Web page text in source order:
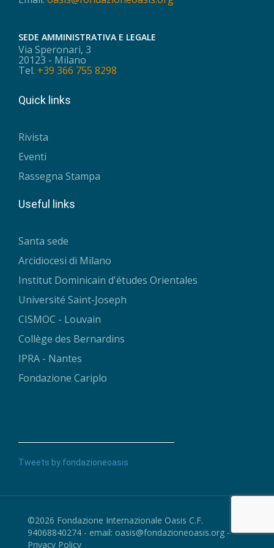
SEDE AMMINISTRATIVA E LEGALE
Via Speronari, 3
20123 - Milano
Tel. +39 366 755 8298
Quick links
Rivista
Eventi
Rassegna Stampa
Useful links
Santa sede
Arcidiocesi di Milano
Institut Dominicain d'études Orientales
Université Saint-Joseph
CISMOC - Louvain
Collège des Bernardins
IPRA - Nantes
Fondazione Cariplo
Tweets by fondazioneoasis
©2026 Fondazione Internazionale Oasis C.F.
94068840274 - email: oasis@fondazioneoasis.org -
Privacy Policy